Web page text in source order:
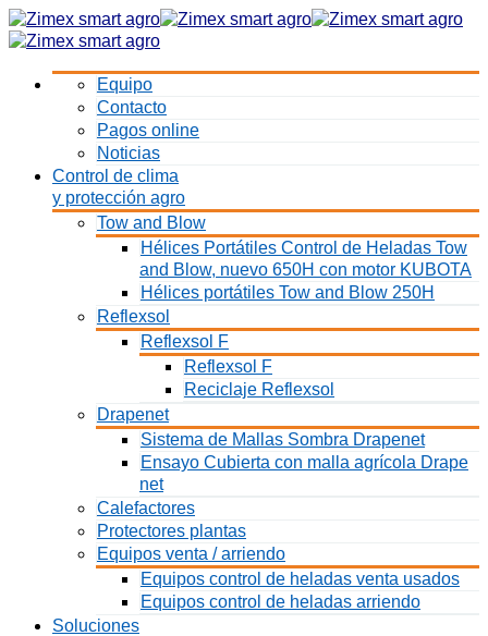
Equipo
Contacto
Pagos online
Noticias
Control de clima
y protección agro
Tow and Blow
Hélices Portátiles Control de Heladas Tow
and Blow, nuevo 650H con motor KUBOTA
Hélices portátiles Tow and Blow 250H
Reflexsol
Reflexsol F
Reflexsol F
Reciclaje Reflexsol
Drapenet
Sistema de Mallas Sombra Drapenet
Ensayo Cubierta con malla agrícola Drape
net
Calefactores
Protectores plantas
Equipos venta / arriendo
Equipos control de heladas venta usados
Equipos control de heladas arriendo
Soluciones